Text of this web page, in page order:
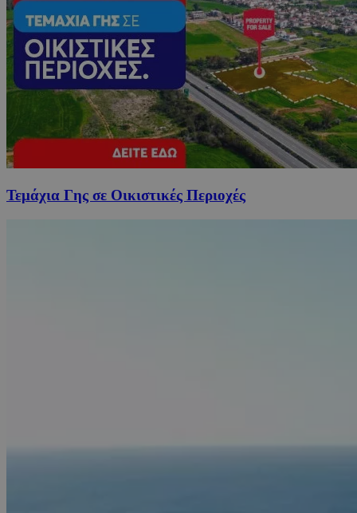
Τεμάχια Γης σε Οικιστικές Περιοχές